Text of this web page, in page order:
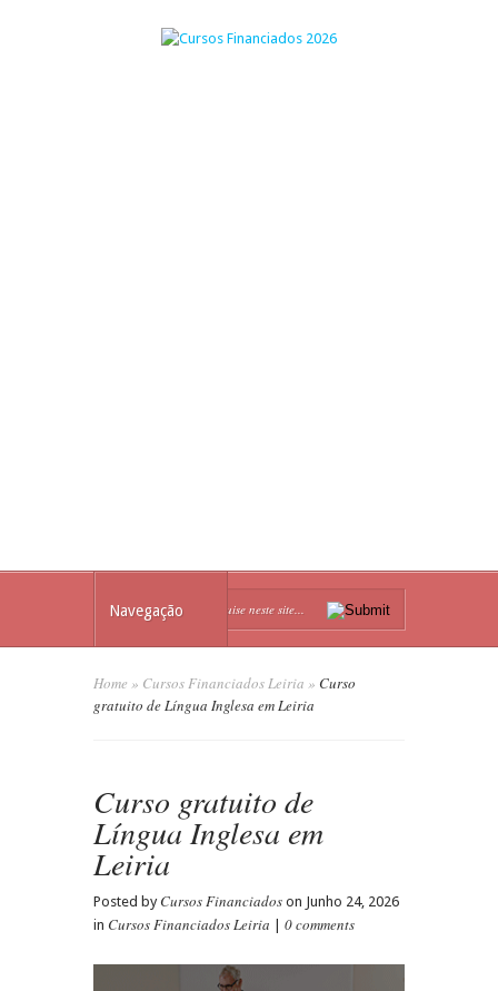
Navegação
Home » Cursos Financiados Leiria » Curso
gratuito de Língua Inglesa em Leiria
Curso gratuito de
Língua Inglesa em
Leiria
Posted by Cursos Financiados on Junho 24, 2026
in Cursos Financiados Leiria 0 comments